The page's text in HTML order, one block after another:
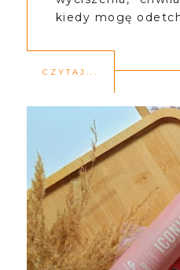
kiedy mogę
CZYTAJ...